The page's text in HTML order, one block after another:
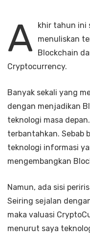
A
khir tahun ini
menuliskan
Blockchain
Cryptocurrency.
Banyak sekali yang
dengan menjadikan
teknologi masa
terbantahkan. Sebab
teknologi informasi
mengembangkan
Namun, ada sisi
Seiring sejalan
maka valuasi
menurut saya